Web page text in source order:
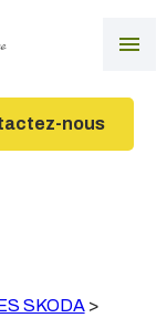
menu
nous
SKODA>